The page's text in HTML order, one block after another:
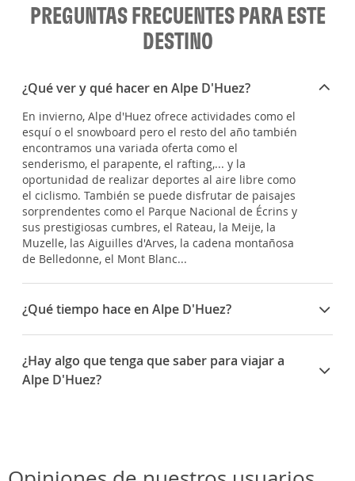
PREGUNTAS FRECUENTES PARA ESTE
DESTINO
¿Qué ver y qué hacer en Alpe D'Huez?
En invierno, Alpe d'Huez ofrece actividades como el
esquí o el snowboard pero el resto del año también
encontramos una variada oferta como el
senderismo, el parapente, el rafting,... y la
oportunidad de realizar deportes al aire libre como
el ciclismo. También se puede disfrutar de paisajes
sorprendentes como el Parque Nacional de Écrins y
sus prestigiosas cumbres, el Rateau, la Meije, la
Muzelle, las Aiguilles d'Arves, la cadena montañosa
de Belledonne, el Mont Blanc...
¿Qué tiempo hace en Alpe D'Huez?
Gracias a sus peculiares condiciones de
emplazamiento, es una de las estaciones con
menos frío y más sol de los Alpes.
¿Hay algo que tenga que saber para viajar a
Alpe D'Huez?